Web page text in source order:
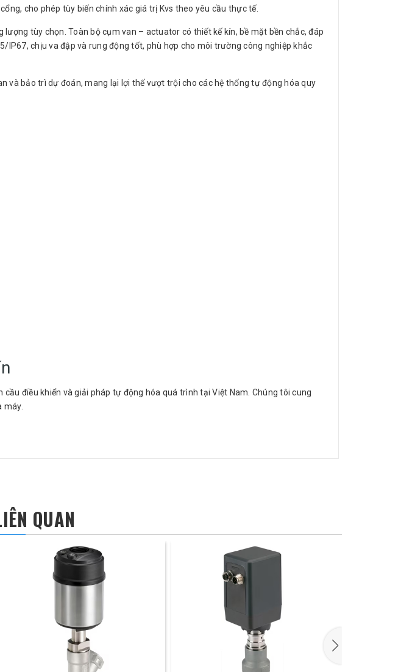
cho phép tùy biến chính xác giá trị Kvs theo yêu cầu thực tế.
tùy chọn. Toàn bộ cụm van – actuator có thiết kế kín, bề mặt bền chắc, đáp
IP67, chịu va đập và rung động tốt, phù hợp cho môi trường công nghiệp khắc
và bảo trì dự đoán, mang lại lợi thế vượt trội cho các hệ thống tự động hóa quy
cầu điều khiển và giải pháp tự động hóa quá trình tại Việt Nam. Chúng tôi cung
máy.
QUAN